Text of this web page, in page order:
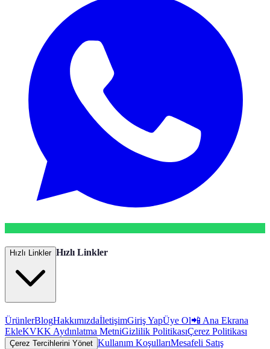
Hızlı Linkler Hızlı Linkler
ÜrünlerBlogHakkımızdaİletişimGiriş YapÜye Ol📲 Ana Ekrana
EkleKVKK Aydınlatma MetniGizlilik PolitikasıÇerez Politikası
Çerez Tercihlerini Yönet Kullanım KoşullarıMesafeli Satış